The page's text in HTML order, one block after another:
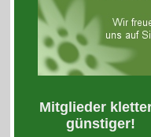
Mitglieder
günstiger!